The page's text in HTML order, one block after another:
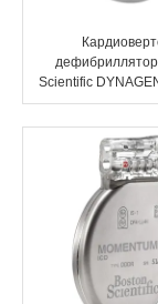
Scientific